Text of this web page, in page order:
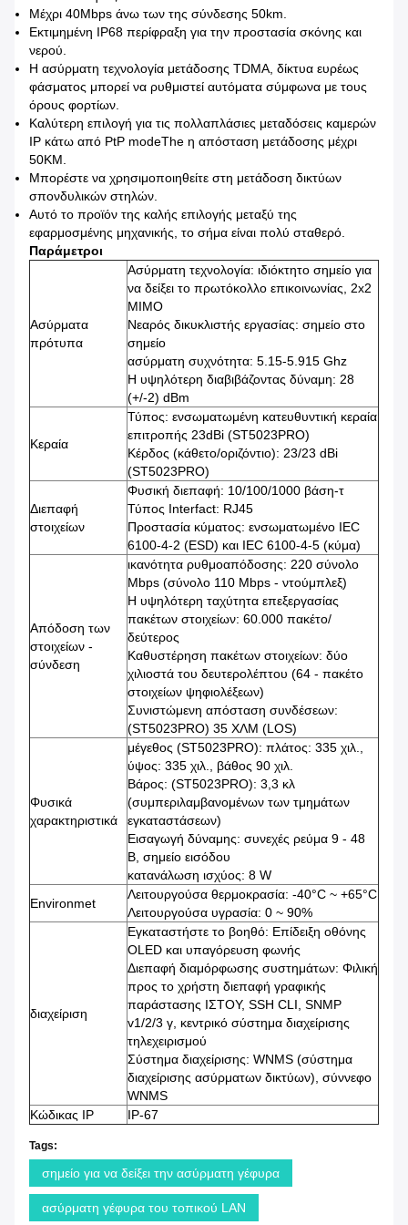
Μέχρι 40Mbps άνω των της σύνδεσης 50km.
Εκτιμημένη IP68 περίφραξη για την προστασία σκόνης και
νερού.
Η ασύρματη τεχνολογία μετάδοσης TDMA, δίκτυα ευρέως
φάσματος μπορεί να ρυθμιστεί αυτόματα σύμφωνα με τους
όρους φορτίων.
Καλύτερη επιλογή για τις πολλαπλάσιες μεταδόσεις καμερών
IP κάτω από PtP modeThe η απόσταση μετάδοσης μέχρι
50KM.
Μπορέστε να χρησιμοποιηθείτε στη μετάδοση δικτύων
σπονδυλικών στηλών.
Αυτό το προϊόν της καλής επιλογής μεταξύ της
εφαρμοσμένης μηχανικής, το σήμα είναι πολύ σταθερό.
Παράμετροι
Ασύρματα
πρότυπα
Ασύρματη τεχνολογία: ιδιόκτητο σημείο για
να δείξει το πρωτόκολλο επικοινωνίας, 2x2
MIMO
Νεαρός δικυκλιστής εργασίας: σημείο στο
σημείο
ασύρματη συχνότητα: 5.15-5.915 Ghz
Η υψηλότερη διαβιβάζοντας δύναμη: 28
(+/-2) dBm
Κεραία
Τύπος: ενσωματωμένη κατευθυντική κεραία
επιτροπής 23dBi (ST5023PRO)
Κέρδος (κάθετο/οριζόντιο): 23/23 dBi
(ST5023PRO)
Διεπαφή
στοιχείων
Φυσική διεπαφή: 10/100/1000 βάση-τ
Τύπος Interfact: RJ45
Προστασία κύματος: ενσωματωμένο IEC
6100-4-2 (ESD) και IEC 6100-4-5 (κύμα)
Απόδοση των
στοιχείων -
σύνδεση
ικανότητα ρυθμοαπόδοσης: 220 σύνολο
Mbps (σύνολο 110 Mbps - ντούμπλεξ)
Η υψηλότερη ταχύτητα επεξεργασίας
πακέτων στοιχείων: 60.000 πακέτο/
δεύτερος
Καθυστέρηση πακέτων στοιχείων: δύο
χιλιοστά του δευτερολέπτου (64 - πακέτο
στοιχείων ψηφιολέξεων)
Συνιστώμενη απόσταση συνδέσεων:
(ST5023PRO) 35 ΧΛΜ (LOS)
Φυσικά
χαρακτηριστικά
μέγεθος (ST5023PRO): πλάτος: 335 χιλ.,
ύψος: 335 χιλ., βάθος 90 χιλ.
Βάρος: (ST5023PRO): 3,3 κλ
(συμπεριλαμβανομένων των τμημάτων
εγκαταστάσεων)
Εισαγωγή δύναμης: συνεχές ρεύμα 9 - 48
Β, σημείο εισόδου
κατανάλωση ισχύος: 8 W
Environmet
Λειτουργούσα θερμοκρασία: -40°C ~ +65°C
Λειτουργούσα υγρασία: 0 ~ 90%
διαχείριση
Εγκαταστήστε το βοηθό: Επίδειξη οθόνης
OLED και υπαγόρευση φωνής
Διεπαφή διαμόρφωσης συστημάτων: Φιλική
προς το χρήστη διεπαφή γραφικής
παράστασης ΙΣΤΟΥ, SSH CLI, SNMP
v1/2/3 γ, κεντρικό σύστημα διαχείρισης
τηλεχειρισμού
Σύστημα διαχείρισης: WNMS (σύστημα
διαχείρισης ασύρματων δικτύων), σύννεφο
WNMS
Κώδικας IP
IP-67
Tags:
σημείο για να δείξει την ασύρματη γέφυρα
ασύρματη γέφυρα του τοπικού LAN